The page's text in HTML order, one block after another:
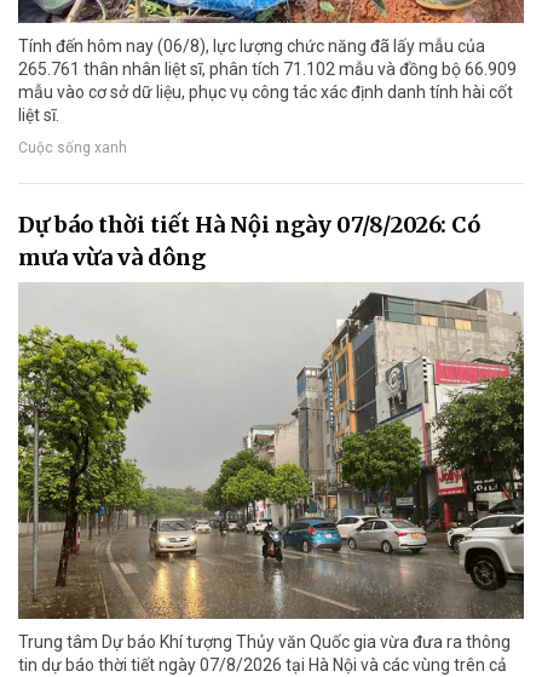
Tính đến hôm nay (06/8), lực lượng chức năng đã lấy mẫu của
265.761 thân nhân liệt sĩ, phân tích 71.102 mẫu và đồng bộ 66.909
mẫu vào cơ sở dữ liệu, phục vụ công tác xác định danh tính hài cốt
liệt sĩ.
Cuộc sống xanh
Dự báo thời tiết Hà Nội ngày 07/8/2026: Có
mưa vừa và dông
Trung tâm Dự báo Khí tượng Thủy văn Quốc gia vừa đưa ra thông
tin dự báo thời tiết ngày 07/8/2026 tại Hà Nội và các vùng trên cả